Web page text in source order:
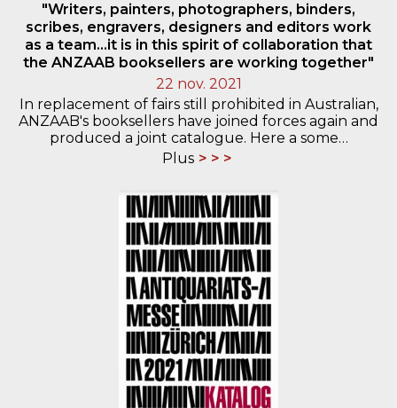
"Writers, painters, photographers, binders,
scribes, engravers, designers and editors work
as a team...it is in this spirit of collaboration that
the ANZAAB booksellers are working together"
22 nov. 2021
In replacement of fairs still prohibited in Australian,
ANZAAB's booksellers have joined forces again and
produced a joint catalogue. Here a some…
Plus